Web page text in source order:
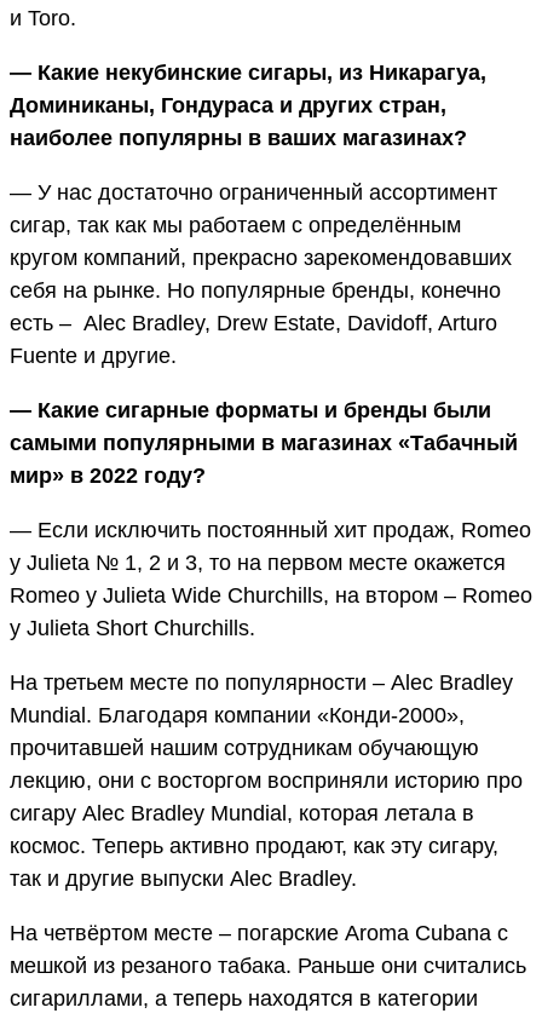
и Toro.
— Какие некубинские сигары, из Никарагуа,
Доминиканы, Гондураса и других стран,
наиболее популярны в ваших магазинах?
— У нас достаточно ограниченный ассортимент
сигар, так как мы работаем с определённым
кругом компаний, прекрасно зарекомендовавших
себя на рынке. Но популярные бренды, конечно
есть – Alec Bradley, Drew Estate, Davidoff, Arturo
Fuente и другие.
— Какие сигарные форматы и бренды были
самыми популярными в магазинах «Табачный
мир» в 2022 году?
— Если исключить постоянный хит продаж, Romeo
y Julieta № 1, 2 и 3, то на первом месте окажется
Romeo y Julieta Wide Churchills, на втором – Romeo
y Julieta Short Churchills.
На третьем месте по популярности – Alec Bradley
Mundial. Благодаря компании «Конди-2000»,
прочитавшей нашим сотрудникам обучающую
лекцию, они с восторгом восприняли историю про
сигару Alec Bradley Mundial, которая летала в
космос. Теперь активно продают, как эту сигару,
так и другие выпуски Alec Bradley.
На четвёртом месте – погарские Aroma Cubana с
мешкой из резаного табака. Раньше они считались
сигариллами, а теперь находятся в категории